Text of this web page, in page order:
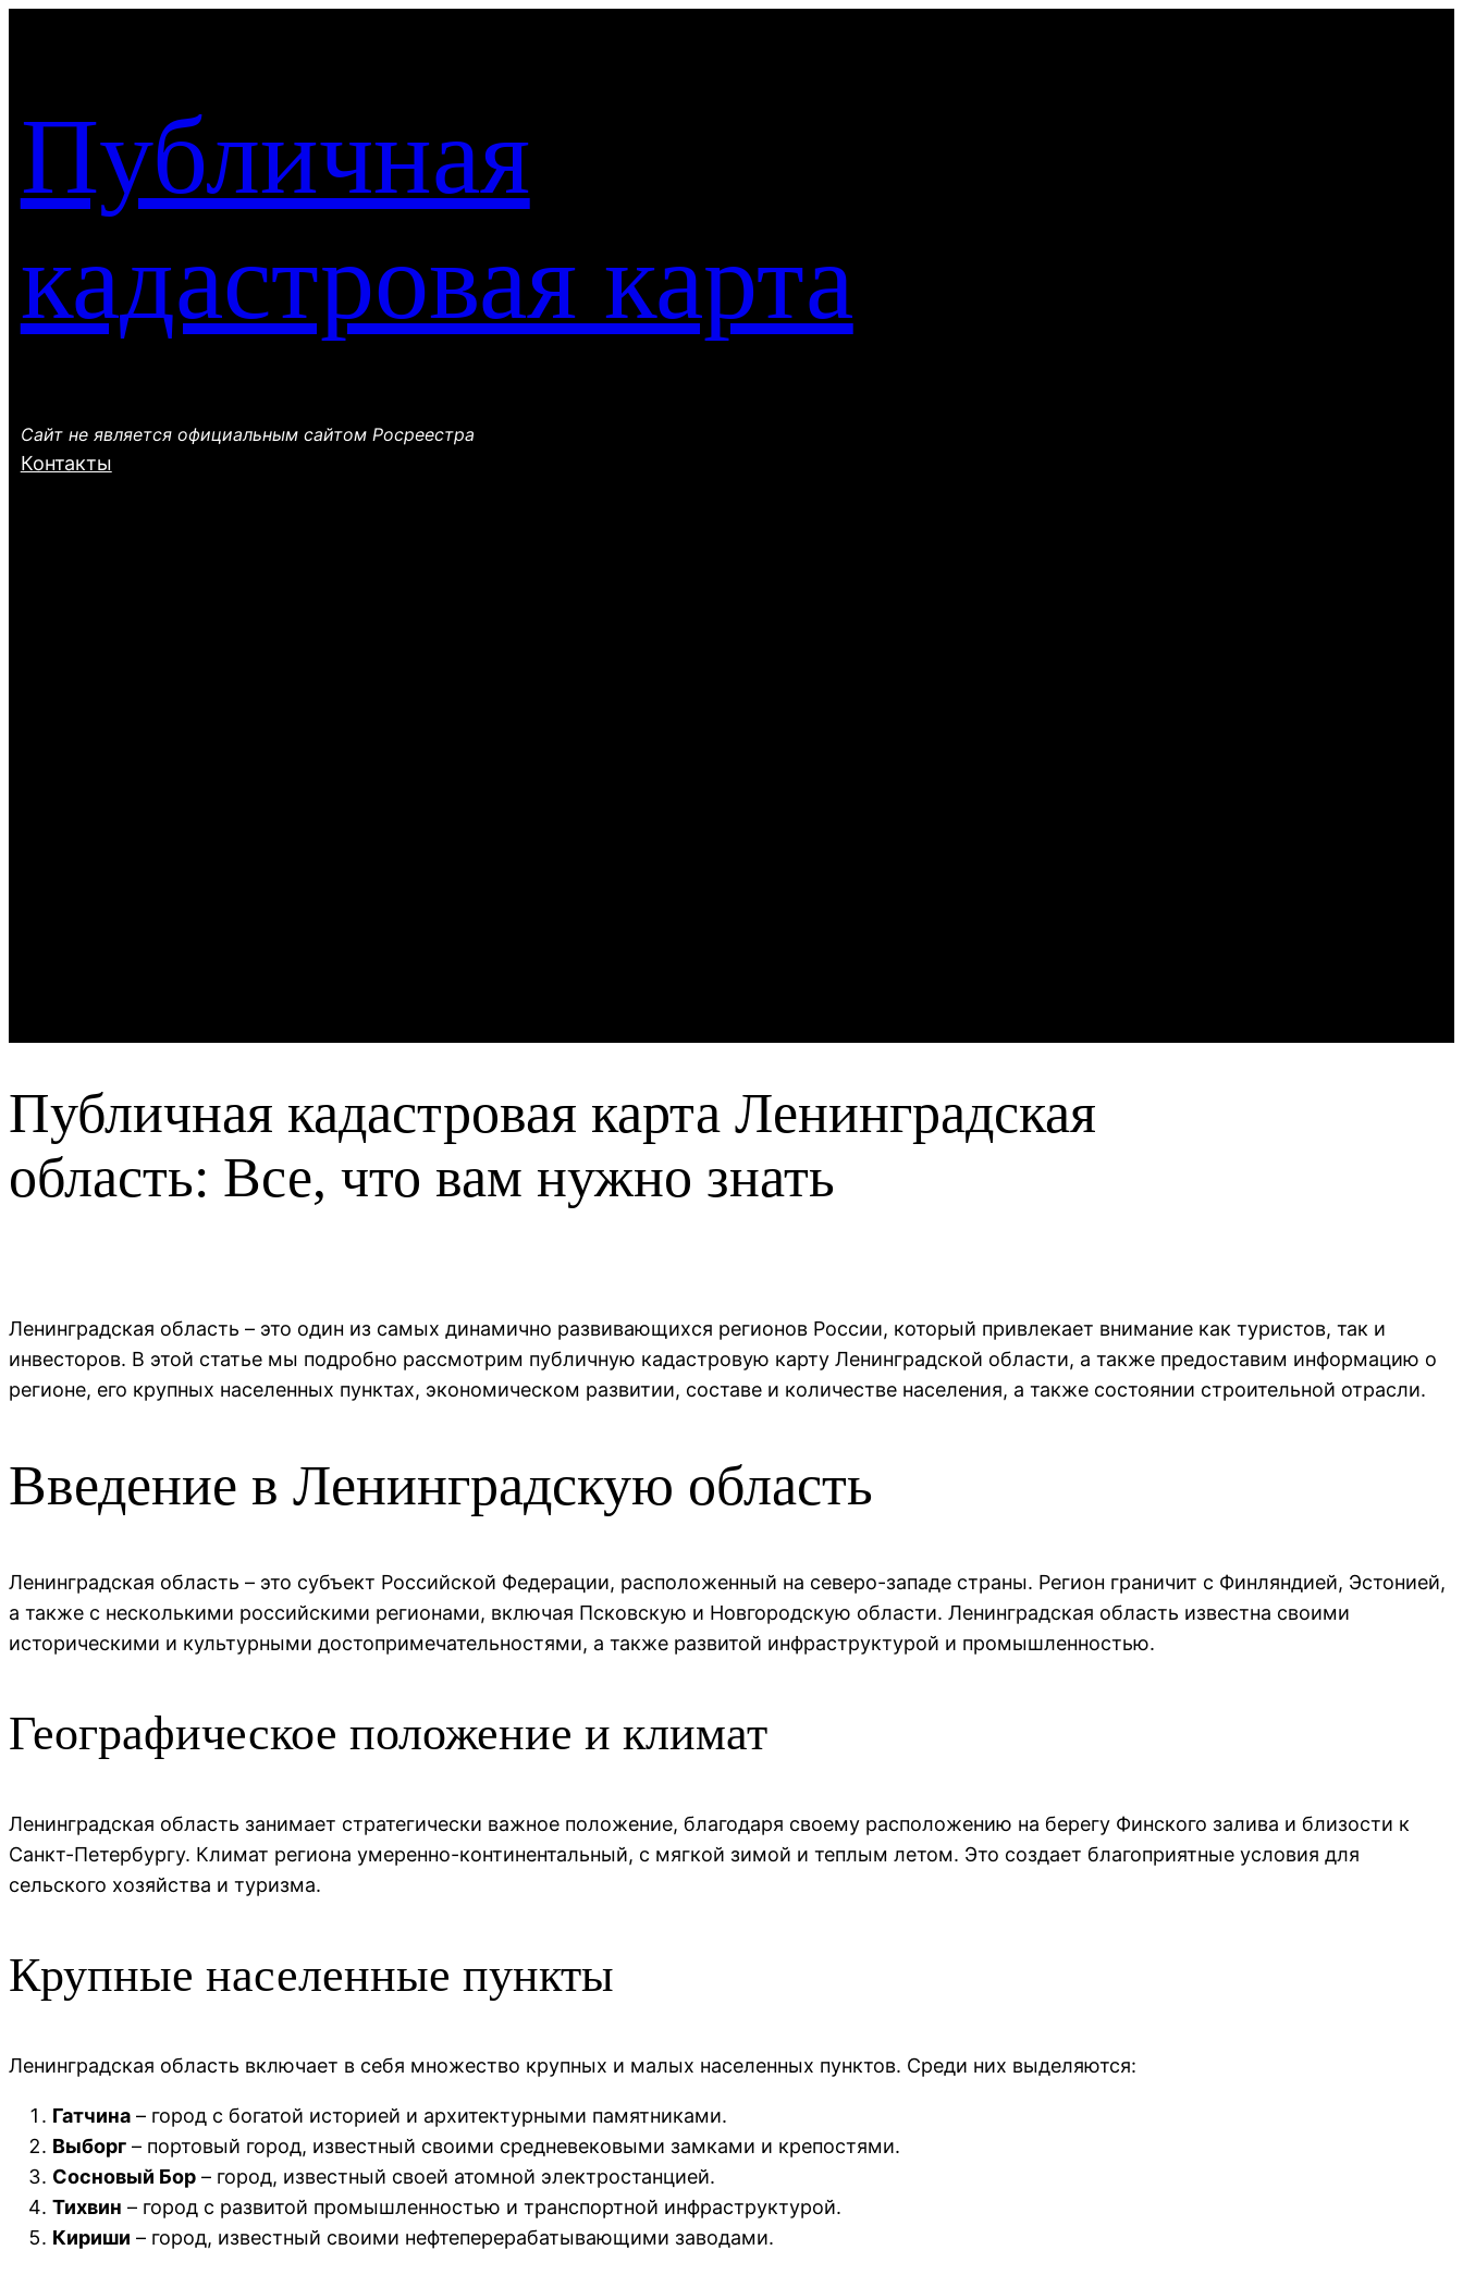
Публичная
кадастровая карта
Сайт не является официальным сайтом Росреестра
Контакты
Публичная кадастровая карта Ленинградская
область: Все, что вам нужно знать
Ленинградская область – это один из самых динамично развивающихся регионов России, который привлекает внимание как туристов, так и
инвесторов. В этой статье мы подробно рассмотрим публичную кадастровую карту Ленинградской области, а также предоставим информацию о
регионе, его крупных населенных пунктах, экономическом развитии, составе и количестве населения, а также состоянии строительной отрасли.
Введение в Ленинградскую область
Ленинградская область – это субъект Российской Федерации, расположенный на северо-западе страны. Регион граничит с Финляндией, Эстонией,
а также с несколькими российскими регионами, включая Псковскую и Новгородскую области. Ленинградская область известна своими
историческими и культурными достопримечательностями, а также развитой инфраструктурой и промышленностью.
Географическое положение и климат
Ленинградская область занимает стратегически важное положение, благодаря своему расположению на берегу Финского залива и близости к
Санкт-Петербургу. Климат региона умеренно-континентальный, с мягкой зимой и теплым летом. Это создает благоприятные условия для
сельского хозяйства и туризма.
Крупные населенные пункты
Ленинградская область включает в себя множество крупных и малых населенных пунктов. Среди них выделяются:
Гатчина – город с богатой историей и архитектурными памятниками.
Выборг – портовый город, известный своими средневековыми замками и крепостями.
Сосновый Бор – город, известный своей атомной электростанцией.
Тихвин – город с развитой промышленностью и транспортной инфраструктурой.
Кириши – город, известный своими нефтеперерабатывающими заводами.